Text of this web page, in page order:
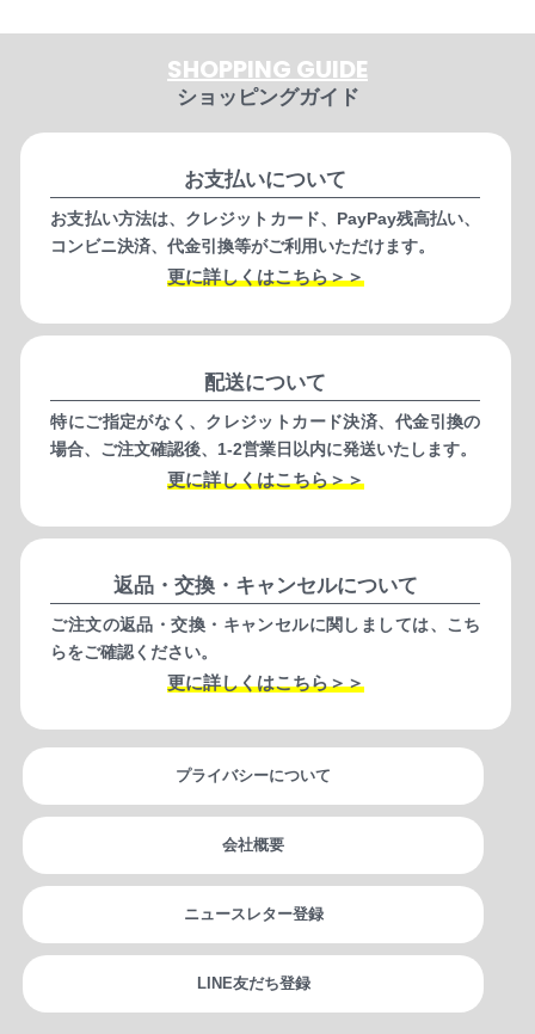
SHOPPING GUIDE
ショッピングガイド
お支払いについて
お支払い方法は、クレジットカード、PayPay残高払い、
コンビニ決済、代金引換等がご利用いただけます。
更に詳しくはこちら＞＞
配送について
特にご指定がなく、クレジットカード決済、代金引換の
場合、ご注文確認後、1-2営業日以内に発送いたします。
更に詳しくはこちら＞＞
返品・交換・キャンセルについて
ご注文の返品・交換・キャンセルに関しましては、こち
らをご確認ください。
更に詳しくはこちら＞＞
プライバシーについて
会社概要
ニュースレター登録
LINE友だち登録